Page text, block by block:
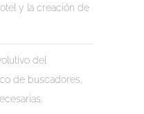
y la creación de
del
de buscadores,